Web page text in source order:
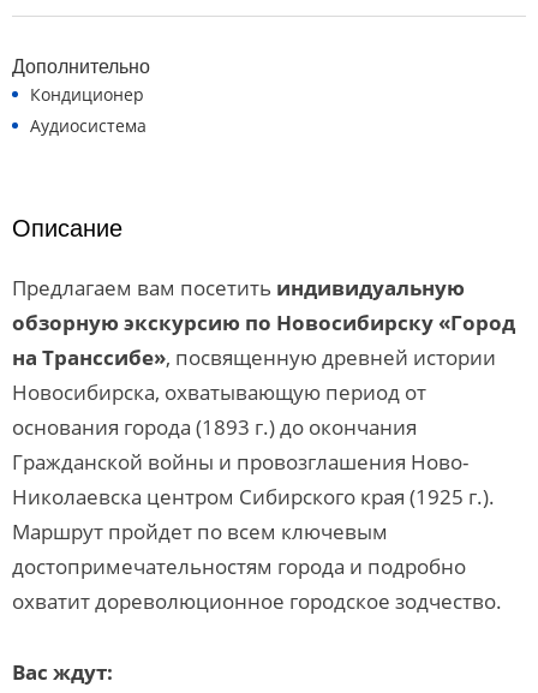
Дополнительно
Кондиционер
Аудиосистема
Описание
Предлагаем вам посетить индивидуальную
обзорную экскурсию по Новосибирску «Город
на Транссибе», посвященную древней истории
Новосибирска, охватывающую период от
основания города (1893 г.) до окончания
Гражданской войны и провозглашения Ново-
Николаевска центром Сибирского края (1925 г.).
Маршрут пройдет по всем ключевым
достопримечательностям города и подробно
охватит дореволюционное городское зодчество.
Вас ждут: